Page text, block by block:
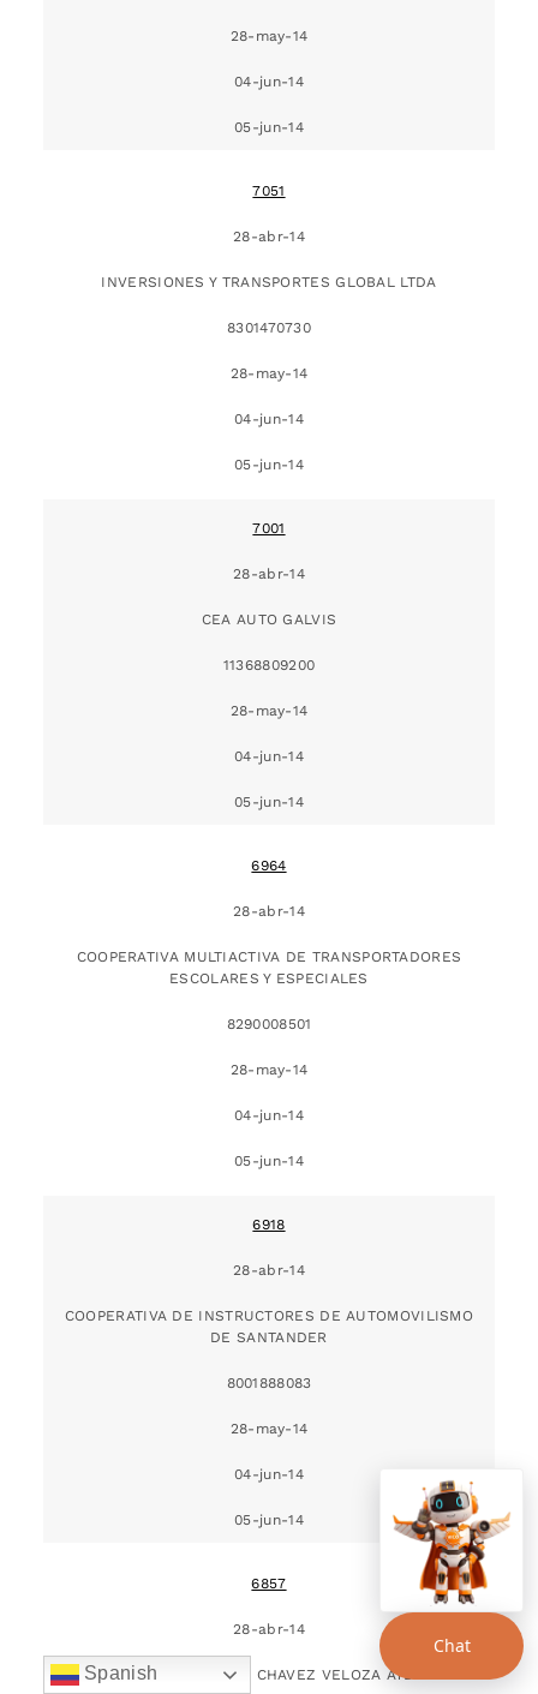
28-may-14
04-jun-14
05-jun-14
7051
28-abr-14
INVERSIONES Y TRANSPORTES GLOBAL LTDA
8301470730
28-may-14
04-jun-14
05-jun-14
7001
28-abr-14
CEA AUTO GALVIS
11368809200
28-may-14
04-jun-14
05-jun-14
6964
28-abr-14
COOPERATIVA MULTIACTIVA DE TRANSPORTADORES
ESCOLARES Y ESPECIALES
8290008501
28-may-14
04-jun-14
05-jun-14
6918
28-abr-14
COOPERATIVA DE INSTRUCTORES DE AUTOMOVILISMO
DE SANTANDER
8001888083
28-may-14
04-jun-14
05-jun-14
6857
28-abr-14
CONDUCAR UBATE CHAVEZ VELOZA AYDA
Spanish
Chat